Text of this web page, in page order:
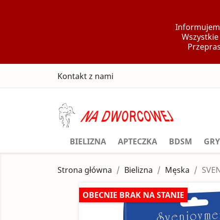
Kontakt z nami
BIELIZNA APTECZKA BDSM GRY
Strona główna Bielizna Męska
OBECNIE BRAK NA STANIE